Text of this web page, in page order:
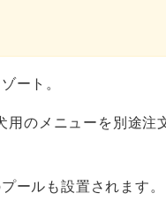
ート。
のメニューを別途注
ールも設置されます。